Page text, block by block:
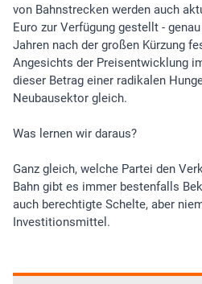
von Bahnstrecken werden auch
Euro zur Verfügung gestellt -
Jahren nach der großen Kürzung
Angesichts der Preisentwicklung
dieser Betrag einer radikalen
Neubausektor gleich.
Was lernen wir daraus?
Ganz gleich, welche Partei den
Bahn gibt es immer bestenfalls
auch berechtigte Schelte, aber
Investitionsmittel.